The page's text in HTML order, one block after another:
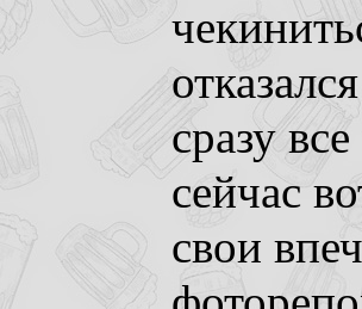
сразу
сейчас
свои